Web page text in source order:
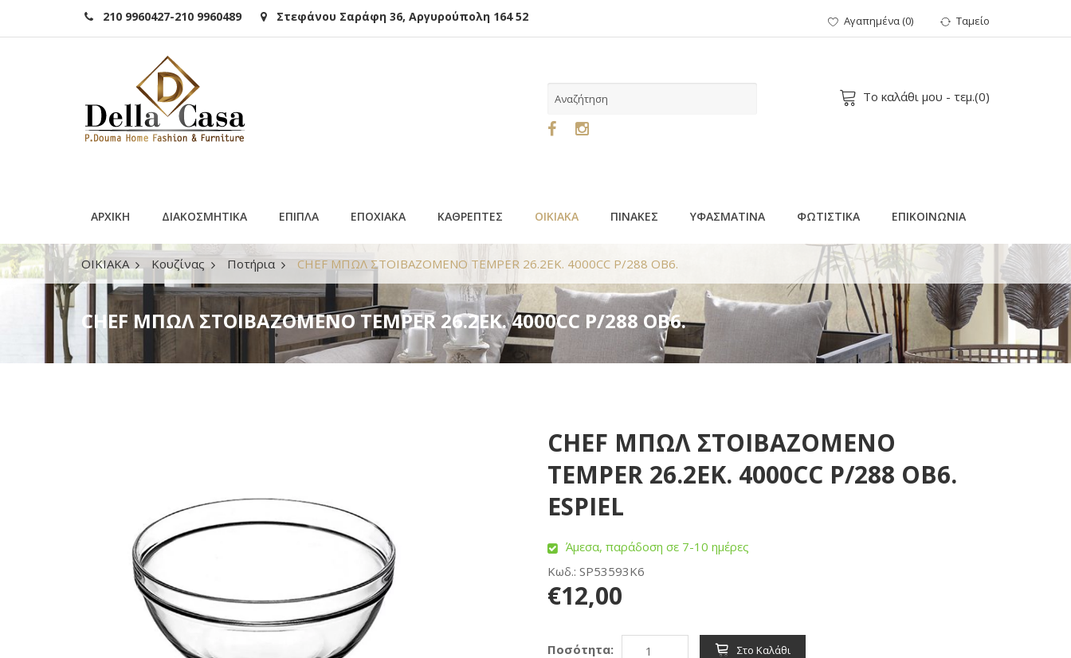
210 9960427-210 9960489 Στεφάνου Σαράφη 36, Αργυρούπολη 164 52 Αγαπημένα(0) Ταμείο
Το καλάθι μου - τεμ.(0)
ΑΡΧΙΚΗ ΔΙΑΚΟΣΜΗΤΙΚΑ ΕΠΙΠΛΑ ΕΠΟΧΙΑΚΑ ΚΑΘΡΕΠΤΕΣ ΟΙΚΙΑΚΑ ΠΙΝΑΚΕΣ ΥΦΑΣΜΑΤΙΝΑ ΦΩΤΙΣΤΙΚΑ ΕΠΙΚΟΙΝΩΝΙΑ
ΟΙΚΙΑΚΑ Κουζίνας Ποτήρια CHEF ΜΠΩΛ ΣΤΟΙΒΑΖΟΜΕΝΟ TEMPER 26.2ΕΚ. 4000CC P/288 OB6.
CHEF ΜΠΩΛ ΣΤΟΙΒΑΖΟΜΕΝΟ TEMPER 26.2ΕΚ. 4000CC P/288 OB6.
CHEF ΜΠΩΛ ΣΤΟΙΒΑΖΟΜΕΝΟ
TEMPER 26.2ΕΚ. 4000CC P/288 OB6.
ESPIEL
Άμεσα, παράδοση σε 7-10 ημέρες
Κωδ.: SP53593K6
€12,00
Ποσότητα: Στο Καλάθι